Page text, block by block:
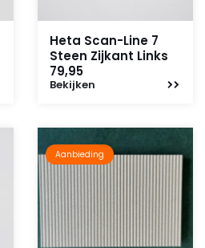
Heta Scan-Line 7
Steen Zijkant Links
79,95
Bekijken
Aanbieding